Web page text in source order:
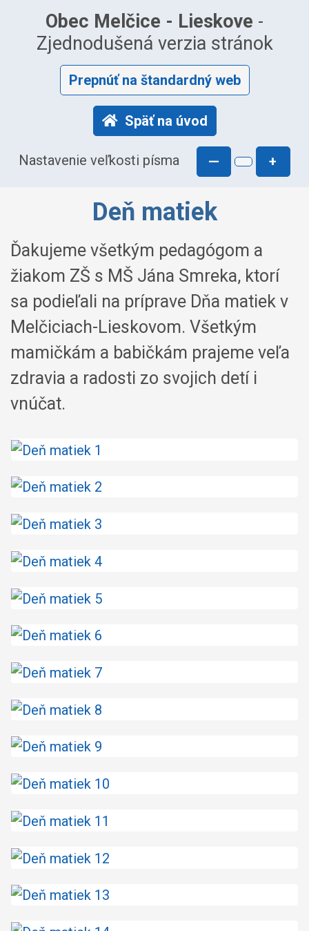
Obec Melčice - Lieskove -
Zjednodušená verzia stránok
Prepnúť na štandardný web
Späť na úvod
Nastavenie veľkosti písma — +
Deň matiek
Ďakujeme všetkým pedagógom a
žiakom ZŠ s MŠ Jána Smreka, ktorí
sa podieľali na príprave Dňa matiek v
Melčiciach-Lieskovom. Všetkým
mamičkám a babičkám prajeme veľa
zdravia a radosti zo svojich detí i
vnúčat.